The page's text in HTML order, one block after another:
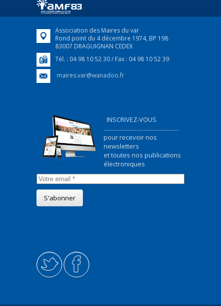
FEUILLETER
Association des Maires du var
Rond point du 4 décembre 1974, BP 198
83007 DRAGUIGNAN CEDEX
Tél. : 04 98 10 52 30 / Fax : 04 98 10 52 39
maires.var@wanadoo.fr
INSCRIVEZ-VOUS
...................................................
pour recevoir nos
newsletters
et toutes nos publications
électroniques